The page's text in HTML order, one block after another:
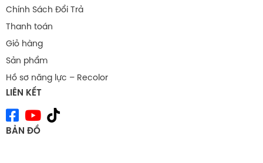
Chính Sách Đổi Trả
Thanh toán
Giỏ hàng
Sản phẩm
Hồ sơ năng lực – Recolor
LIÊN KẾT
BẢN ĐỒ